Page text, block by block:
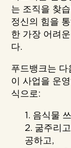
는 조직을 찾
정신의 힘을
한 가장 어려
다.
푸드뱅크는 다
이 사업을 운
식으로:
1. 음식물
2. 굶주리
공하고,